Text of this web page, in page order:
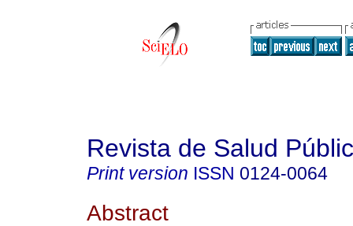
Revista de Salud
Print version ISSN 0124-0064
Abstract